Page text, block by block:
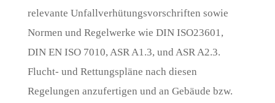
relevante Unfallverhütungsvorschriften sowie
Normen und Regelwerke wie DIN ISO23601,
DIN EN ISO 7010, ASR A1.3, und ASR A2.3.
Flucht- und Rettungspläne nach diesen
Regelungen anzufertigen und an Gebäude bzw.